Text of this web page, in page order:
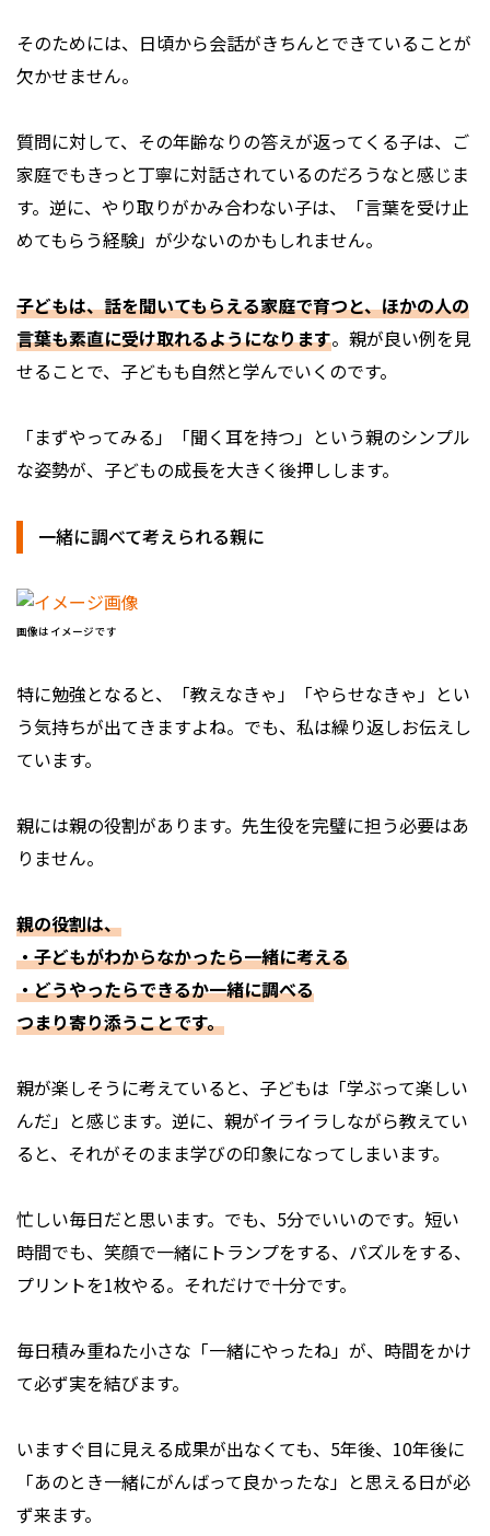
そのためには、日頃から会話がきちんとできていることが
欠かせません。
質問に対して、その年齢なりの答えが返ってくる子は、ご
家庭でもきっと丁寧に対話されているのだろうなと感じま
す。逆に、やり取りがかみ合わない子は、「言葉を受け止
めてもらう経験」が少ないのかもしれません。
子どもは、話を聞いてもらえる家庭で育つと、ほかの人の
言葉も素直に受け取れるようになります。親が良い例を見
せることで、子どもも自然と学んでいくのです。
「まずやってみる」「聞く耳を持つ」という親のシンプル
な姿勢が、子どもの成長を大きく後押しします。
一緒に調べて考えられる親に
画像はイメージです
特に勉強となると、「教えなきゃ」「やらせなきゃ」とい
う気持ちが出てきますよね。でも、私は繰り返しお伝えし
ています。
親には親の役割があります。先生役を完璧に担う必要はあ
りません。
親の役割は、
・子どもがわからなかったら一緒に考える
・どうやったらできるか一緒に調べる
つまり寄り添うことです。
親が楽しそうに考えていると、子どもは「学ぶって楽しい
んだ」と感じます。逆に、親がイライラしながら教えてい
ると、それがそのまま学びの印象になってしまいます。
忙しい毎日だと思います。でも、5分でいいのです。短い
時間でも、笑顔で一緒にトランプをする、パズルをする、
プリントを1枚やる。それだけで十分です。
毎日積み重ねた小さな「一緒にやったね」が、時間をかけ
て必ず実を結びます。
いますぐ目に見える成果が出なくても、5年後、10年後に
「あのとき一緒にがんばって良かったな」と思える日が必
ず来ます。